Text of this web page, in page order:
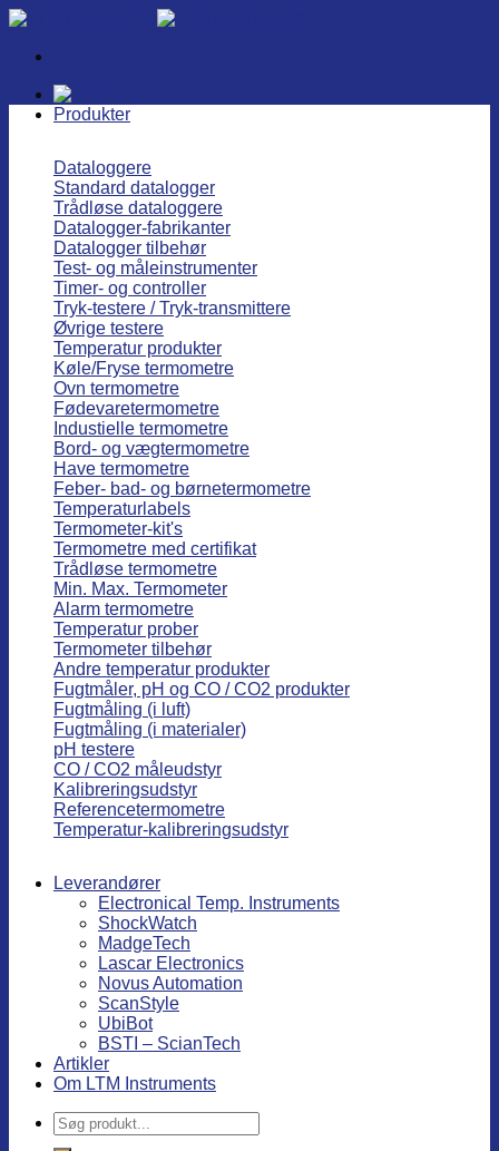
Fortsæt
indhold
Produkter
Dataloggere
Standard datalogger
Trådløse dataloggere
Datalogger-fabrikanter
Datalogger tilbehør
Test- og måleinstrumenter
Timer- og controller
Tryk-testere / Tryk-transmittere
Øvrige testere
Temperatur produkter
Køle/Fryse termometre
Ovn termometre
Fødevaretermometre
Industielle termometre
Bord- og vægtermometre
Have termometre
Feber- bad- og børnetermometre
Temperaturlabels
Termometer-kit's
Termometre med certifikat
Trådløse termometre
Min. Max. Termometer
Alarm termometre
Temperatur prober
Termometer tilbehør
Andre temperatur produkter
Fugtmåler, pH og CO / CO2 produkter
Fugtmåling (i luft)
Fugtmåling (i materialer)
pH testere
CO / CO2 måleudstyr
Kalibreringsudstyr
Referencetermometre
Temperatur-kalibreringsudstyr
Leverandører
Electronical Temp. Instruments
ShockWatch
MadgeTech
Lascar Electronics
Novus Automation
ScanStyle
UbiBot
BSTI – ScianTech
Artikler
Om LTM Instruments
Søg
efter: